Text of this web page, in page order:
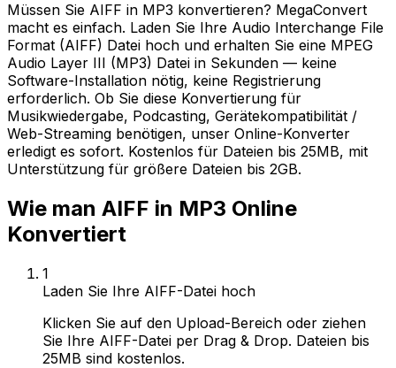
Müssen Sie AIFF in MP3 konvertieren? MegaConvert
macht es einfach. Laden Sie Ihre Audio Interchange File
Format (AIFF) Datei hoch und erhalten Sie eine MPEG
Audio Layer III (MP3) Datei in Sekunden — keine
Software-Installation nötig, keine Registrierung
erforderlich. Ob Sie diese Konvertierung für
Musikwiedergabe, Podcasting, Gerätekompatibilität /
Web-Streaming benötigen, unser Online-Konverter
erledigt es sofort. Kostenlos für Dateien bis 25MB, mit
Unterstützung für größere Dateien bis 2GB.
Wie man AIFF in MP3 Online
Konvertiert
1
Laden Sie Ihre AIFF-Datei hoch
Klicken Sie auf den Upload-Bereich oder ziehen
Sie Ihre AIFF-Datei per Drag & Drop. Dateien bis
25MB sind kostenlos.